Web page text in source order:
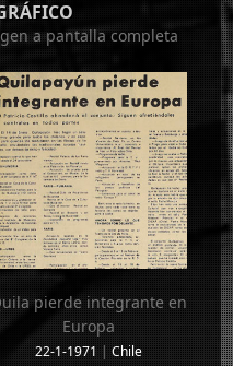
a pantalla completa
pierde integrante en
Europa
22-1-1971|Chile